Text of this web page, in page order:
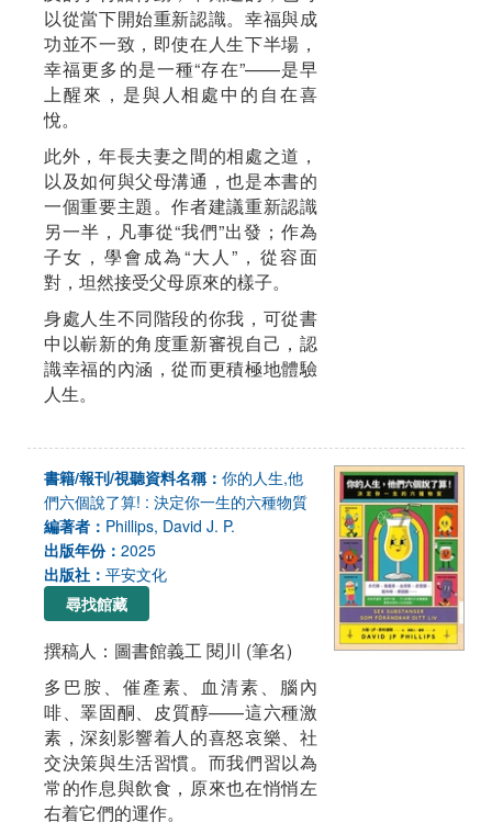
以從當下開始重新認識。幸福與成
功並不一致，即使在人生下半場，
幸福更多的是一種“存在”——是早
上醒來，是與人相處中的自在喜
悅。
此外，年長夫妻之間的相處之道，
以及如何與父母溝通，也是本書的
一個重要主題。作者建議重新認識
另一半，凡事從“我們”出發；作為
子女，學會成為“大人”，從容面
對，坦然接受父母原來的樣子。
身處人生不同階段的你我，可從書
中以嶄新的角度重新審視自己，認
識幸福的內涵，從而更積極地體驗
人生。
書籍/報刊/視聽資料名稱： 你的人生,他
們六個說了算! : 決定你一生的六種物質
編著者： Phillips, David J. P.
出版年份： 2025
出版社： 平安文化
尋找館藏
撰稿人：圖書館義工 閱川 (筆名)
多巴胺、催產素、血清素、腦內
啡、睪固酮、皮質醇——這六種激
素，深刻影響着人的喜怒哀樂、社
交決策與生活習慣。而我們習以為
常的作息與飲食，原來也在悄悄左
右着它們的運作。